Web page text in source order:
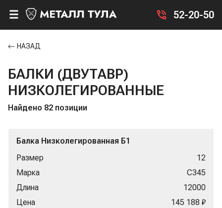
52-20-50
НАЗАД
БАЛКИ (ДВУТАВР)
НИЗКОЛЕГИРОВАННЫЕ
Найдено 82 позиции
Балка Низколегированная Б1
Размер
12
Марка
С345
Длина
12000
Цена
145 188 ₽